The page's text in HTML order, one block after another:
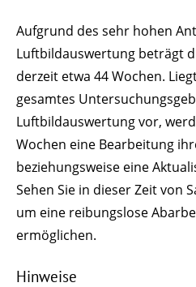
Aufgrund des sehr hohen
Luftbildauswertung beträgt
derzeit etwa 44 Wochen.
gesamtes
Luftbildauswertung vor,
Wochen eine Bearbeitung
beziehungsweise eine
Sehen Sie in dieser Zeit von
um eine reibungslose
ermöglichen.
Hinweise